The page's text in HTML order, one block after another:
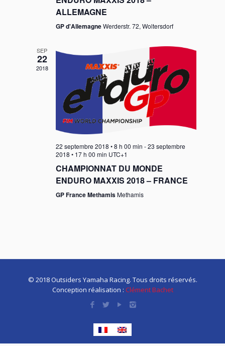
ALLEMAGNE
GP d'AllemagneWerderstr. 72, Woltersdorf
SEP
22
2018
22 septembre 2018 • 8 h 00 min -23 septembre
2018 • 17 h 00 min UTC+1
CHAMPIONNAT DU MONDE
ENDURO MAXXIS 2018 – FRANCE
GP France MethamisMethamis
© 2018 Outsiders Yamaha Racing. Tous droits réservés.
Conception réalisation : Clément Bachet